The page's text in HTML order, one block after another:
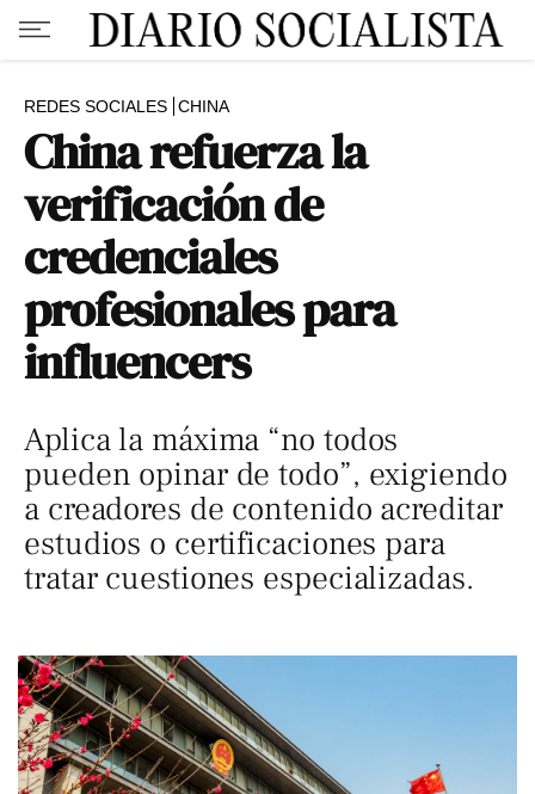
REDES SOCIALES CHINA
China refuerza la
verificación de
credenciales
profesionales para
influencers
Aplica la máxima “no todos
pueden opinar de todo”, exigiendo
a creadores de contenido acreditar
estudios o certificaciones para
tratar cuestiones especializadas.